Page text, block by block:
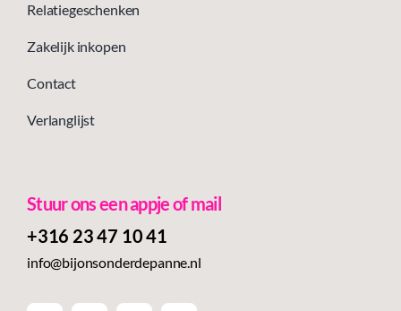
Relatiegeschenken
Zakelijk inkopen
Contact
Verlanglijst
Stuur ons een appje of mail
+316 23 47 10 41‬
info@bijonsonderdepanne.nl